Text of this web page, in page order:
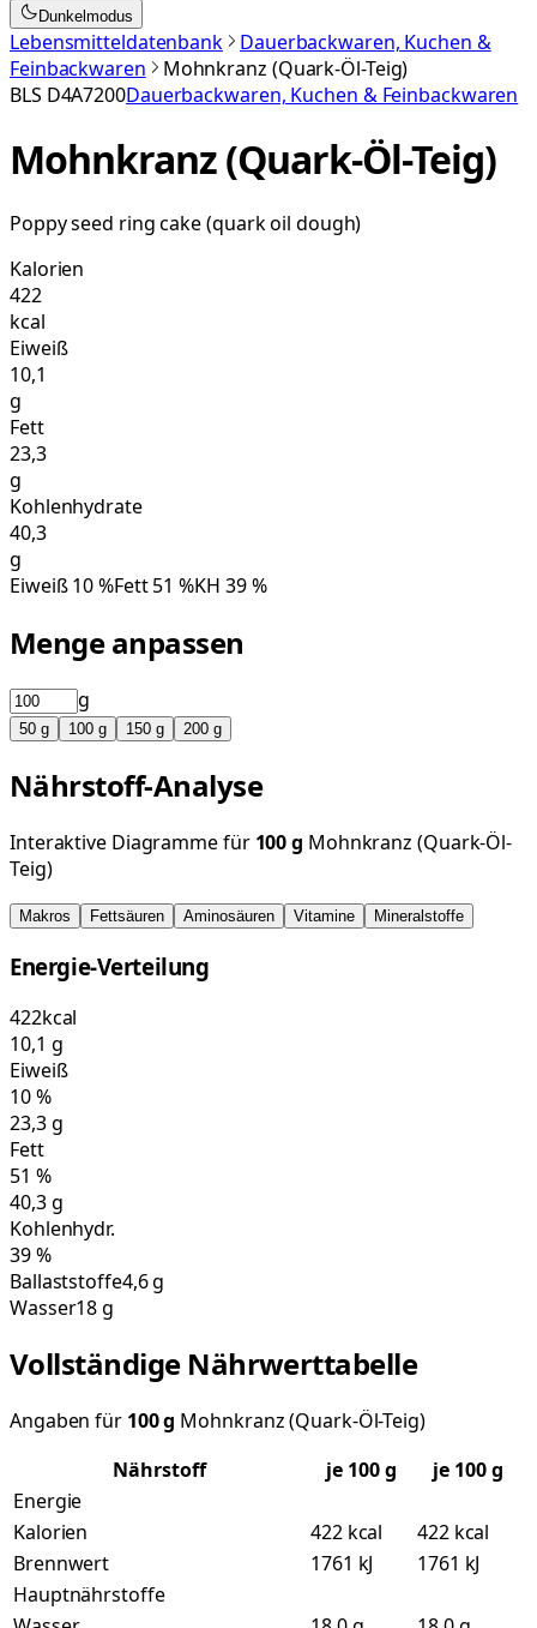
Dunkelmodus
Lebensmitteldatenbank
Dauerbackwaren, Kuchen &
Feinbackwaren
Mohnkranz (Quark-Öl-Teig)
BLS D4A7200Dauerbackwaren, Kuchen & Feinbackwaren
Mohnkranz (Quark-Öl-Teig)
Poppy seed ring cake (quark oil dough)
Kalorien
422
kcal
Eiweiß
10,1
g
Fett
23,3
g
Kohlenhydrate
40,3
g
Eiweiß10%Fett51 %KH 39%
Menge anpassen
g
50 g 100 g 150 g 200 g
Nährstoff-Analyse
Interaktive Diagramme für 100g Mohnkranz (Quark-Öl-
Teig)
Makros Fettsäuren Aminosäuren Vitamine Mineralstoffe
Energie-Verteilung
422kcal
10,1 g
Eiweiß
10%
23,3g
Fett
51 %
40,3g
Kohlenhydr.
39%
Ballaststoffe4,6 g
Wasser18 g
Vollständige Nährwerttabelle
Angaben für 100g Mohnkranz (Quark-Öl-Teig)
Nährstoff
je 100g
je 100 g
Energie
Kalorien
422 kcal
422 kcal
Brennwert
1761 kJ
1761 kJ
Hauptnährstoffe